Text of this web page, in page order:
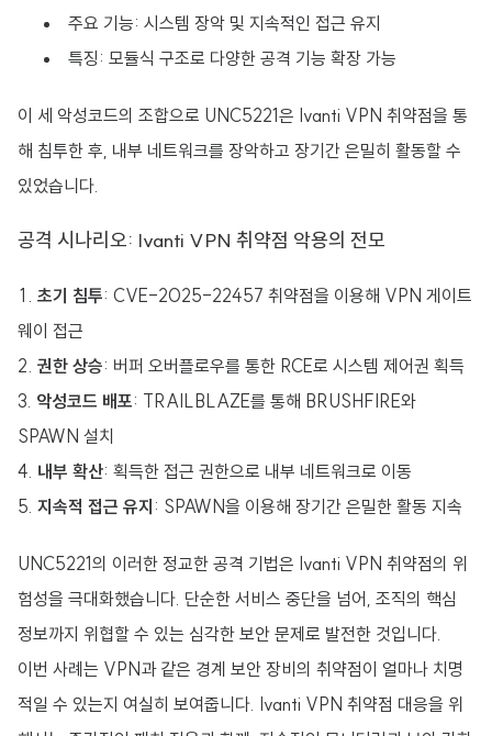
주요 기능: 시스템 장악 및 지속적인 접근 유지
특징: 모듈식 구조로 다양한 공격 기능 확장 가능
이 세 악성코드의 조합으로 UNC5221은 Ivanti VPN 취약점을 통
해 침투한 후, 내부 네트워크를 장악하고 장기간 은밀히 활동할 수
있었습니다.
공격 시나리오: Ivanti VPN 취약점 악용의 전모
초기 침투: CVE-2025-22457 취약점을 이용해 VPN 게이트
웨이 접근
권한 상승: 버퍼 오버플로우를 통한 RCE로 시스템 제어권 획득
악성코드 배포: TRAILBLAZE를 통해 BRUSHFIRE와
SPAWN 설치
내부 확산: 획득한 접근 권한으로 내부 네트워크로 이동
지속적 접근 유지 : SPAWN을 이용해 장기간 은밀한 활동 지속
UNC5221의 이러한 정교한 공격 기법은 Ivanti VPN 취약점의 위
험성을 극대화했습니다. 단순한 서비스 중단을 넘어, 조직의 핵심
정보까지 위협할 수 있는 심각한 보안 문제로 발전한 것입니다.
이번 사례는 VPN과 같은 경계 보안 장비의 취약점이 얼마나 치명
적일 수 있는지 여실히 보여줍니다. Ivanti VPN 취약점 대응을 위